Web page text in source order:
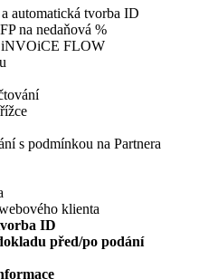
automatická tvorba ID
na nedaňová %
iNVOiCE FLOW
s podmínkou na Partnera
klienta
ID
před/po podání